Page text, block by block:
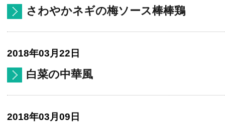
さわやかネギの梅ソース棒棒鶏
2018年03月22日
白菜の中華風
2018年03月09日